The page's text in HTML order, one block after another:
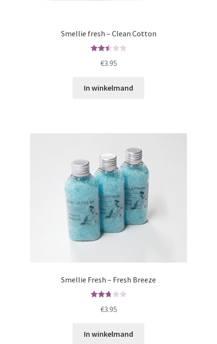
Smellie fresh – Clean Cotton
uit 5
€3.95
In winkelmand
Smellie Fresh – Fresh Breeze
uit 5
€3.95
In winkelmand